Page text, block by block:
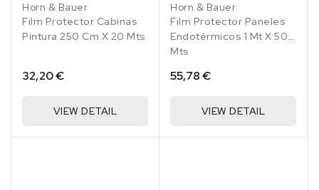
Horn & Bauer
Film Protector Cabinas
Pintura 250 Cm X 20 Mts
32,20 €
VIEW DETAIL
Horn & Bauer
Film Protector Paneles
Endotérmicos 1 Mt X 50
Mts
55,78 €
VIEW DETAIL